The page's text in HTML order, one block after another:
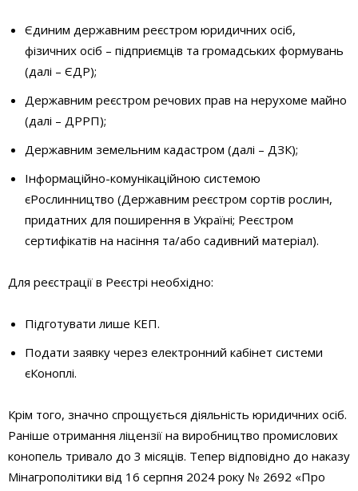
Єдиним державним реєстром юридичних осіб,
фізичних осіб – підприємців та громадських формувань
(далі – ЄДР);
Державним реєстром речових прав на нерухоме майно
(далі – ДРРП);
Державним земельним кадастром (далі – ДЗК);
Інформаційно-комунікаційною системою
єРослинництво (Державним реєстром сортів рослин,
придатних для поширення в Україні; Реєстром
сертифікатів на насіння та/або садивний матеріал).
Для реєстрації в Реєстрі необхідно:
Підготувати лише КЕП.
Подати заявку через електронний кабінет системи
єКоноплі.
Крім того, значно спрощується діяльність юридичних осіб.
Раніше отримання ліцензії на виробництво промислових
конопель тривало до 3 місяців. Тепер відповідно до наказу
Мінагрополітики від 16 серпня 2024 року № 2692 «Про